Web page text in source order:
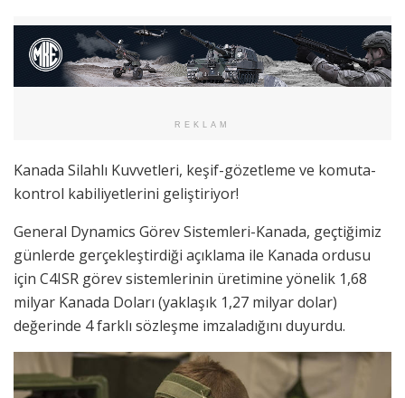
REKLAM
Kanada Silahlı Kuvvetleri, keşif-gözetleme ve komuta-
kontrol kabiliyetlerini geliştiriyor!
General Dynamics Görev Sistemleri-Kanada, geçtiğimiz
günlerde gerçekleştirdiği açıklama ile Kanada ordusu
için C4ISR görev sistemlerinin üretimine yönelik 1,68
milyar Kanada Doları (yaklaşık 1,27 milyar dolar)
değerinde 4 farklı sözleşme imzaladığını duyurdu.